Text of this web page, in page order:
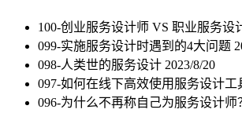
100-创业服务设计师 VS 职业服务设
099-实施服务设计时遇到的4大问题
098-人类世的服务设计 2023/8/20
097-如何在线下高效使用服务设计工
096-为什么不再称自己为服务设计师